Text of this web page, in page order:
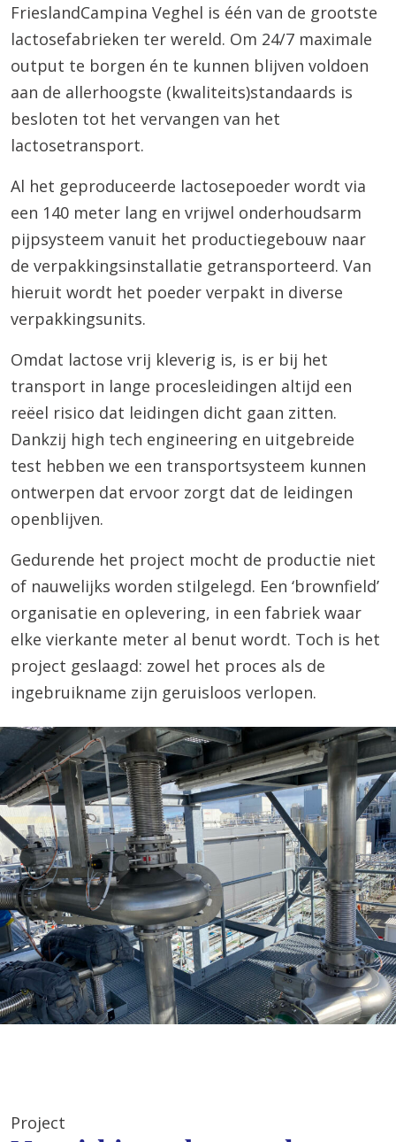
FrieslandCampina Veghel is één van de grootste
lactosefabrieken ter wereld. Om 24/7 maximale
output te borgen én te kunnen blijven voldoen
aan de allerhoogste (kwaliteits)standaards is
besloten tot het vervangen van het
lactosetransport.
Al het geproduceerde lactosepoeder wordt via
een 140 meter lang en vrijwel onderhoudsarm
pijpsysteem vanuit het productiegebouw naar
de verpakkingsinstallatie getransporteerd. Van
hieruit wordt het poeder verpakt in diverse
verpakkingsunits.
Omdat lactose vrij kleverig is, is er bij het
transport in lange procesleidingen altijd een
reëel risico dat leidingen dicht gaan zitten.
Dankzij high tech engineering en uitgebreide
test hebben we een transportsysteem kunnen
ontwerpen dat ervoor zorgt dat de leidingen
openblijven.
Gedurende het project mocht de productie niet
of nauwelijks worden stilgelegd. Een ‘brownfield’
organisatie en oplevering, in een fabriek waar
elke vierkante meter al benut wordt. Toch is het
project geslaagd: zowel het proces als de
ingebruikname zijn geruisloos verlopen.
Project